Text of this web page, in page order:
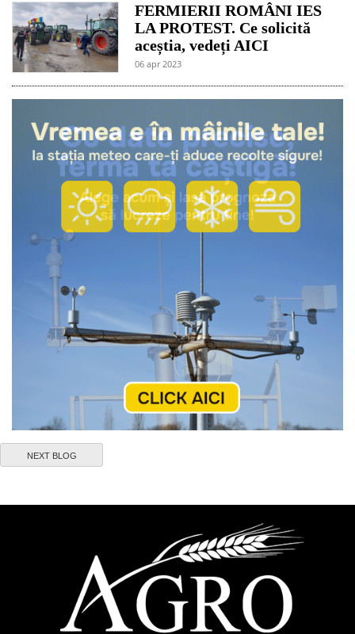
FERMIERII ROMÂNI IES
LA PROTEST. Ce solicită
aceștia, vedeți AICI
06 apr 2023
NEXT BLOG